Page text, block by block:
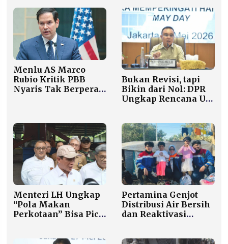
Menlu AS Marco
Rubio Kritik PBB
Nyaris Tak Berperan
Bukan Revisi, tapi
Bikin dari Nol: DPR
Ungkap Rencana UU
Rampung Tahun Ini
Menteri LH Ungkap
“Pola Makan
Perkotaan” Bisa Picu
Pertamina Genjot
Distribusi Air Bersih
dan Reaktivasi